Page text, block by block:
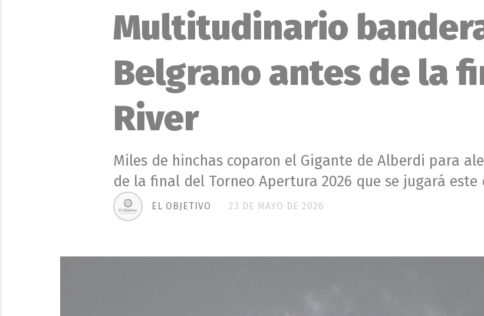
Multitudinario
Belgrano antes de la
River
Miles de hinchas coparon el Gigante de Alberdi para
de la final del Torneo Apertura 2026 que se jugará este
23 DE MAYO DE 2026
EL OBJETIVO